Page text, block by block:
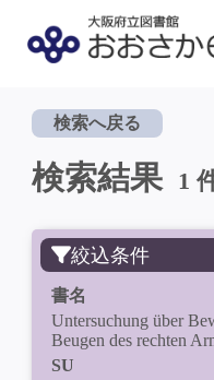
検索へ戻る
検索結果 1
絞込条件
書名
Untersuchung über
Beugen des rechten
SU